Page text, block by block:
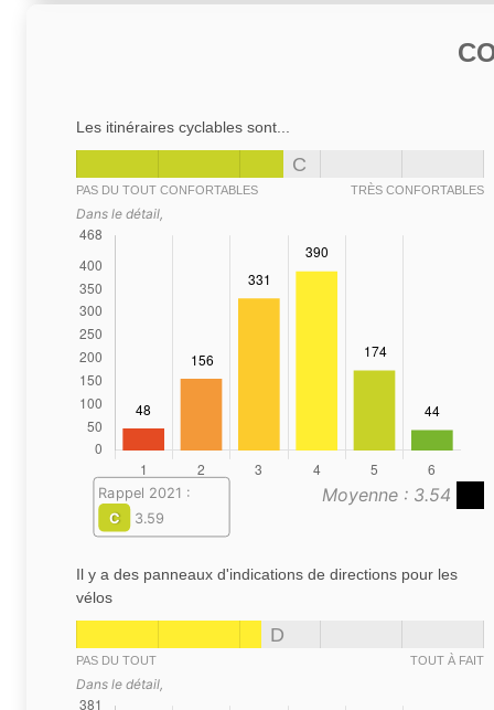
Les itinéraires cyclables sont...
C
PAS DU TOUT CONFORTABLES TRÈS CONFORTABLES
Dans le détail,
Moyenne : 3.54
Rappel 2021 :
C
3.59
Il y a des panneaux d'indications de directions pour les
vélos
D
PAS DU TOUT TOUT À FAIT
Dans le détail,